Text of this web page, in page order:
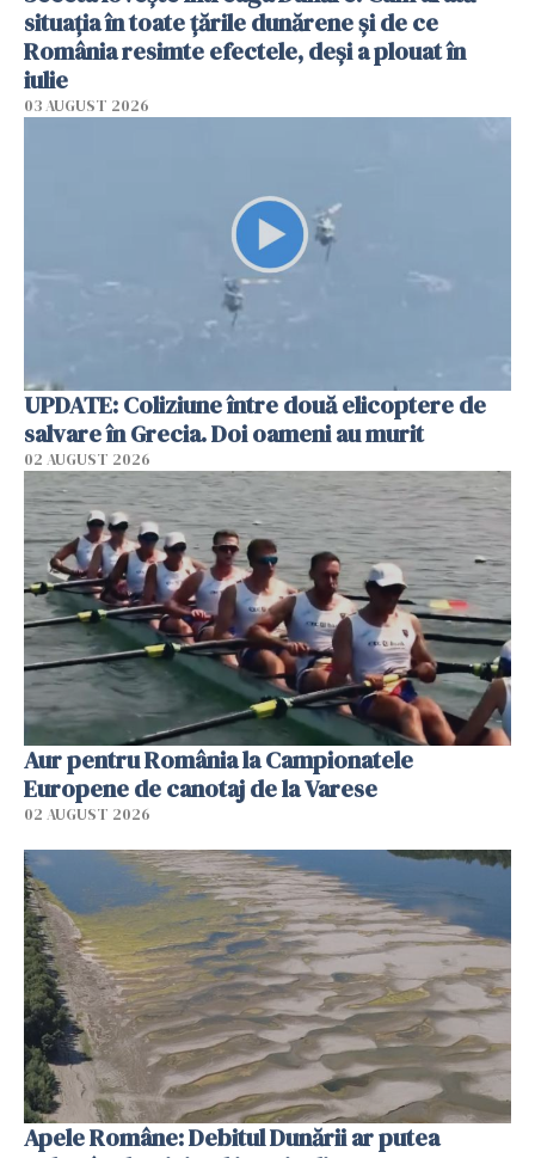
situația în toate țările dunărene și de ce
România resimte efectele, deși a plouat în
iulie
03 AUGUST 2026
UPDATE: Coliziune între două elicoptere de
salvare în Grecia. Doi oameni au murit
02 AUGUST 2026
Aur pentru România la Campionatele
Europene de canotaj de la Varese
02 AUGUST 2026
Apele Române: Debitul Dunării ar putea